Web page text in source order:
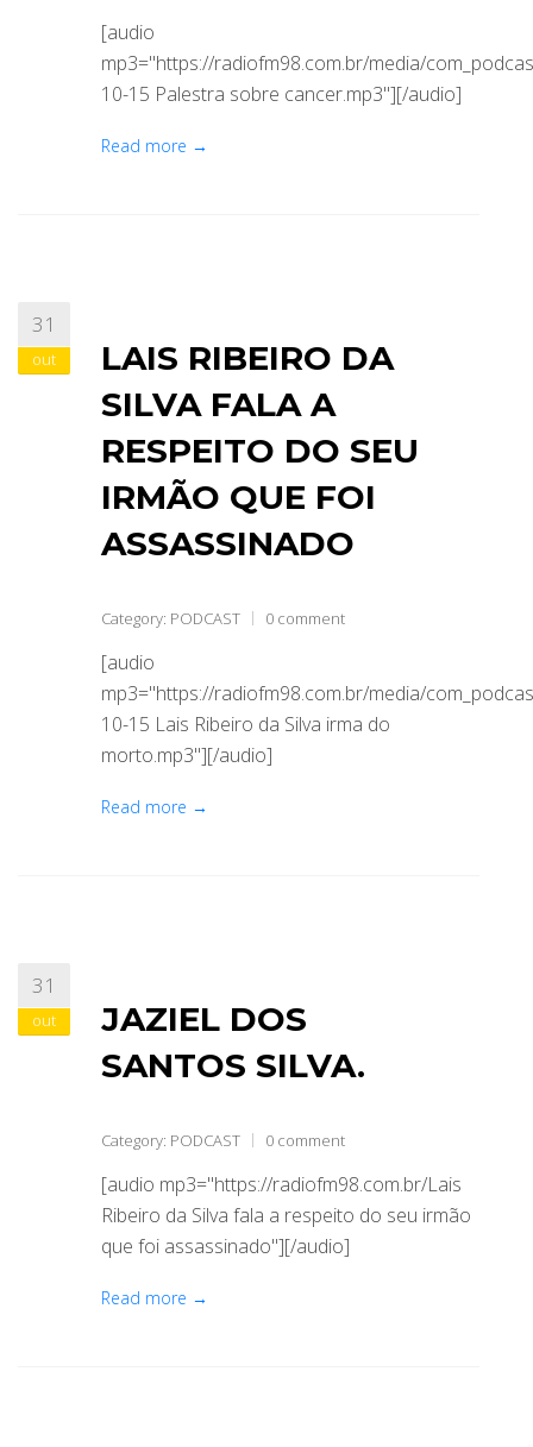
[audio
mp3="https://radiofm98.com.br/media/
10-15 Palestra sobre cancer.mp3"][/audio]
Read more →
31
out
LAIS RIBEIRO DA
SILVA FALA A
RESPEITO DO SEU
IRMÃO QUE FOI
ASSASSINADO
Category: PODCAST 0 comment
[audio
mp3="https://radiofm98.com.br/media/
10-15 Lais Ribeiro da Silva irma do
morto.mp3"][/audio]
Read more →
31
out
JAZIEL DOS
SANTOS SILVA.
Category: PODCAST 0 comment
[audio mp3="https://radiofm98.com.br/Lais
Ribeiro da Silva fala a respeito do seu irmão
que foi assassinado"][/audio]
Read more →